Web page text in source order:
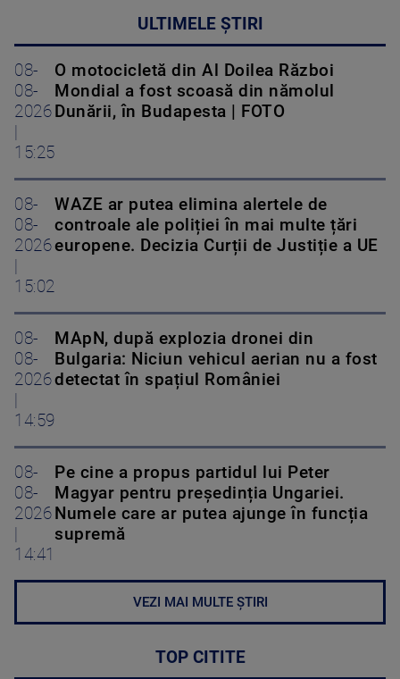
ULTIMELE ȘTIRI
08-
08-
2026
15:25
O motocicletă din Al Doilea Război
Mondial a fost scoasă din nămolul
Dunării, în Budapesta | FOTO
08-
08-
2026
15:02
WAZE ar putea elimina alertele de
controale ale poliției în mai multe țări
europene. Decizia Curții de Justiție a UE
08-
08-
2026
14:59
MApN, după explozia dronei din
Bulgaria: Niciun vehicul aerian nu a fost
detectat în spațiul României
08-
08-
2026
14:41
Pe cine a propus partidul lui Peter
Magyar pentru președinția Ungariei.
Numele care ar putea ajunge în funcția
supremă
VEZI MAI MULTE ȘTIRI
TOP CITITE